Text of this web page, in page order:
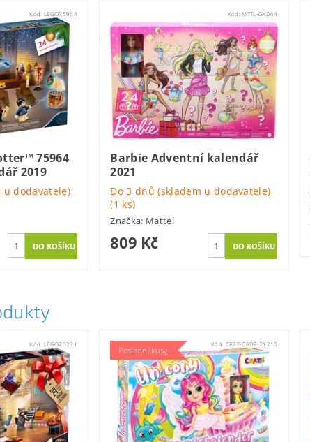
Kód:LEGO75964
75964
2019
u dodavatele)
Kód:MTTL-GXD64
Barbie Adventní kalendář
2021
Do 3 dnů (skladem u dodavatele)
(1 ks)
Značka: Mattel
809 Kč
Kód:LEGO76231
Poslední kusy
Kód: CRZE-CRDE-21210